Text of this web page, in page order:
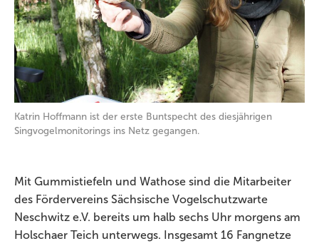
Katrin Hoffmann ist der erste Buntspecht des diesjährigen
Singvogelmonitorings ins Netz gegangen.
Mit Gummistiefeln und Wathose sind die Mitarbeiter
des Fördervereins Sächsische Vogelschutzwarte
Neschwitz e.V. bereits um halb sechs Uhr morgens am
Holschaer Teich unterwegs. Insgesamt 16 Fangnetze